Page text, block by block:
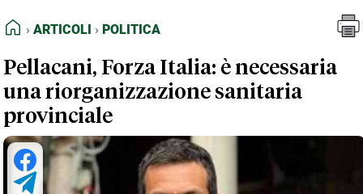
FEED RSS
NORMATIVE DEONTOLOGICHE
TERMINI e CONDIZIONI
HOME
ARTICOLI POLITICA
Pellacani, Forza Italia: è necessaria
una riorganizzazione sanitaria
provinciale